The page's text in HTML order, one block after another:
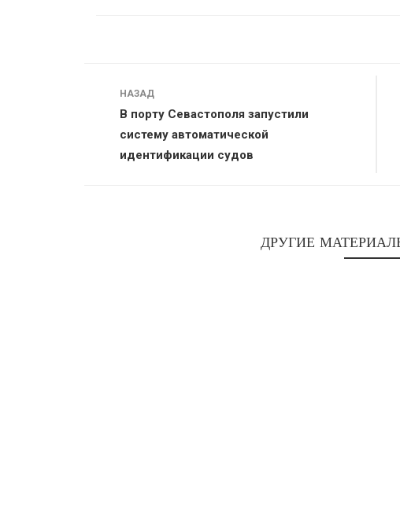
Навигация
НАЗАД
В порту Севастополя запустили
систему автоматической
идентификации судов
ДРУГИЕ